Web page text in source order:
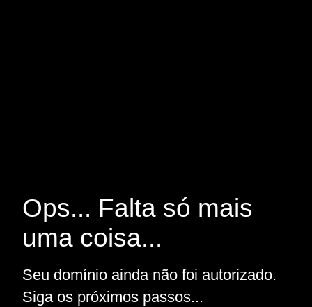
Ops... Falta só mais
uma coisa...
Seu domínio ainda não foi autorizado.
Siga os próximos passos...